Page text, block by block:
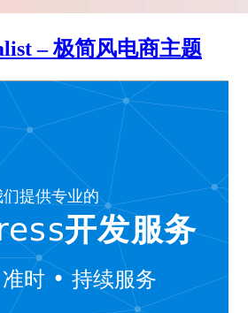
– 极简风电商主题